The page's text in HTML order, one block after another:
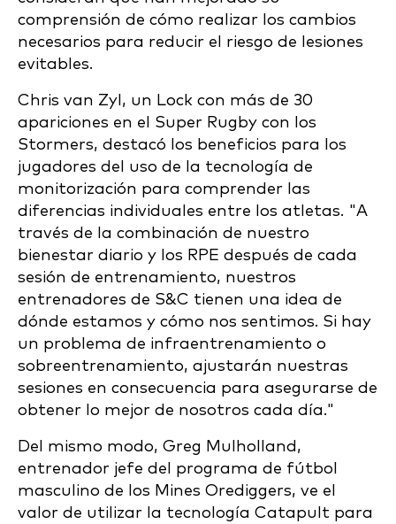
comprensión de cómo realizar los cambios
necesarios para reducir el riesgo de lesiones
evitables.
Chris van Zyl, un Lock con más de 30
apariciones en el Super Rugby con los
Stormers, destacó los beneficios para los
jugadores del uso de la tecnología de
monitorización para comprender las
diferencias individuales entre los atletas. "A
través de la combinación de nuestro
bienestar diario y los RPE después de cada
sesión de entrenamiento, nuestros
entrenadores de S&C tienen una idea de
dónde estamos y cómo nos sentimos. Si hay
un problema de infraentrenamiento o
sobreentrenamiento, ajustarán nuestras
sesiones en consecuencia para asegurarse de
obtener lo mejor de nosotros cada día."
Del mismo modo, Greg Mulholland,
entrenador jefe del programa de fútbol
masculino de los Mines Orediggers, ve el
valor de utilizar la tecnología Catapult para